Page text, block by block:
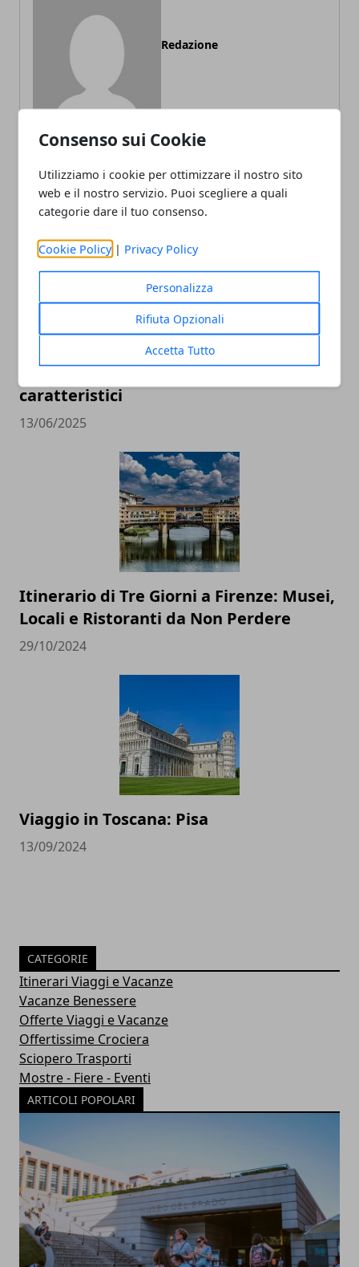
Consenso sui Cookie
Utilizziamo i cookie per ottimizzare il nostro sito
web e il nostro servizio. Puoi scegliere a quali
categorie dare il tuo consenso.
Cookie Policy | Privacy Policy
Personalizza
Rifiuta Opzionali
Accetta Tutto
Redazione
ARTICOLI CORRELATI
Ischia, cosa vedere? I posti più belli e
caratteristici
13/06/2025
Itinerario di Tre Giorni a Firenze: Musei,
Locali e Ristoranti da Non Perdere
29/10/2024
Viaggio in Toscana: Pisa
13/09/2024
CATEGORIE
Itinerari Viaggi e Vacanze
Vacanze Benessere
Offerte Viaggi e Vacanze
Offertissime Crociera
Sciopero Trasporti
Mostre - Fiere - Eventi
ARTICOLI POPOLARI